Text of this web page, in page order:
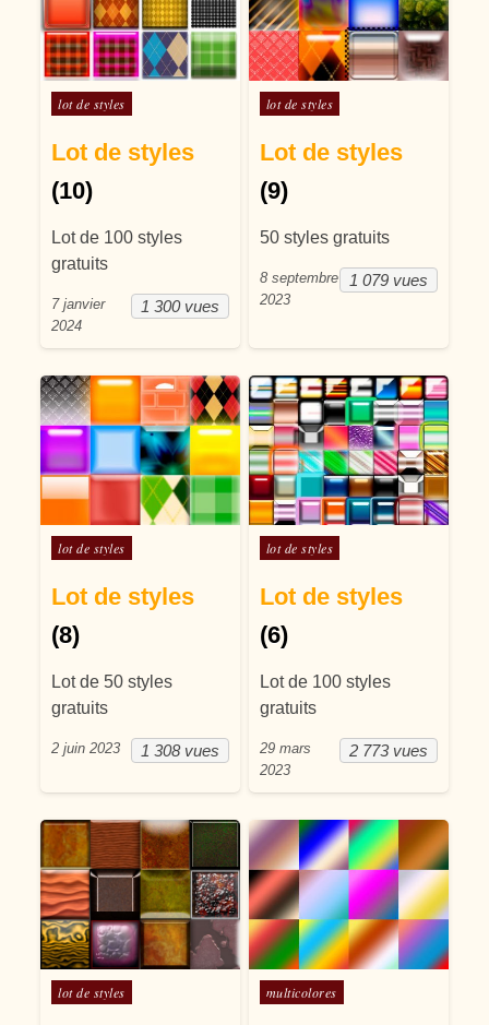
Posté dans
lot de styles
Lot de styles
(10)
Lot de 100 styles
gratuits
1 300 vues
7 janvier
2024
Posté dans
lot de styles
Lot de styles
(9)
50 styles gratuits
1 079 vues
8 septembre
2023
Posté dans
lot de styles
Lot de styles
(8)
Lot de 50 styles
gratuits
1 308 vues
2 juin 2023
Posté dans
lot de styles
Lot de styles
(6)
Lot de 100 styles
gratuits
2 773 vues
29 mars
2023
Posté dans
lot de styles Posté dans
multicolores